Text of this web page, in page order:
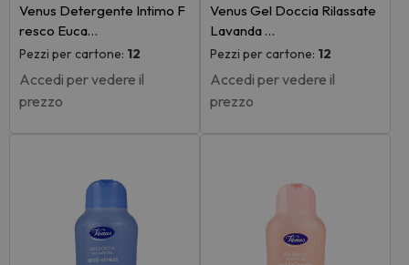
Venus Detergente Intimo F
resco Euca…
Pezzi per cartone: 12
Accedi per vedere il
prezzo
Venus Gel Doccia Rilassate
Lavanda …
Pezzi per cartone: 12
Accedi per vedere il
prezzo